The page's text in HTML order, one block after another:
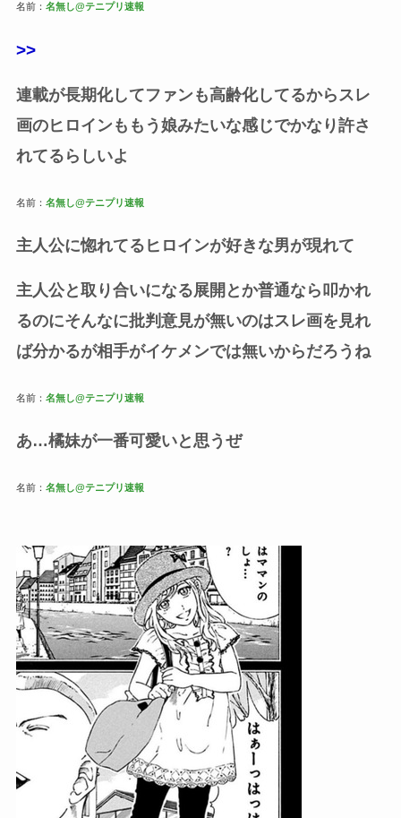
名前： 名無し@テニプリ速報
>>
連載が長期化してファンも高齢化してるからスレ
画のヒロインももう娘みたいな感じでかなり許さ
れてるらしいよ
名前： 名無し@テニプリ速報
主人公に惚れてるヒロインが好きな男が現れて
主人公と取り合いになる展開とか普通なら叩かれ
るのにそんなに批判意見が無いのはスレ画を見れ
ば分かるが相手がイケメンでは無いからだろうね
名前： 名無し@テニプリ速報
あ…橘妹が一番可愛いと思うぜ
名前： 名無し@テニプリ速報